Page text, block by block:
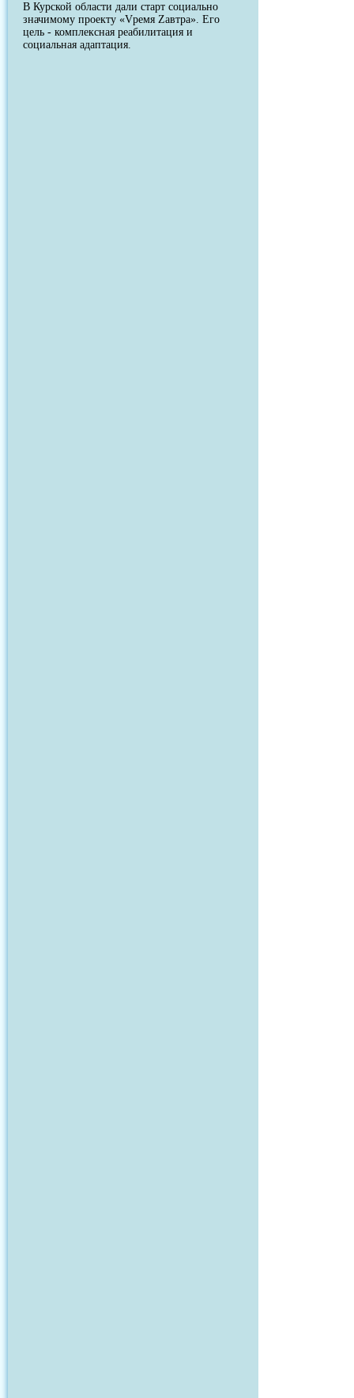
В Курской области дали старт социально
значимому проекту «Vремя Zавтра». Его
цель - комплексная реабилитация и
социальная адаптация.